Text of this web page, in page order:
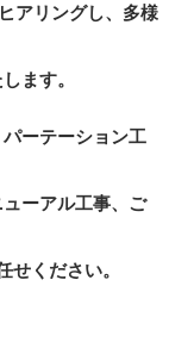
アリングし、多様
ます。
ーテーション工
ーアル工事、ご
ください。